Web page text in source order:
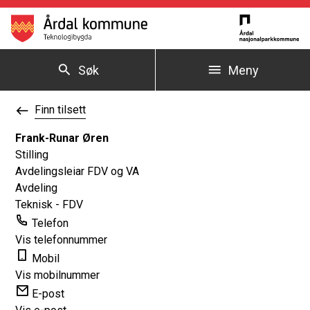
Årdal kommune
Søk Meny
Du er her:
Finn tilsett
Frank-Runar Øren
Stilling
Avdelingsleiar FDV og VA
Avdeling
Teknisk - FDV
Telefon
Vis telefonnummer
Mobil
Vis mobilnummer
E-post